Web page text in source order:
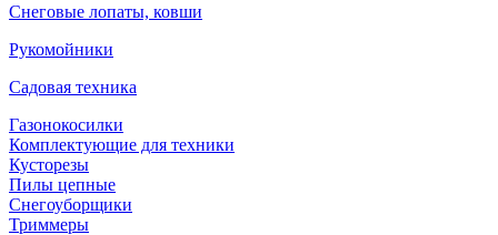
Снеговые лопаты, ковши
Рукомойники
Садовая техника
Газонокосилки
Комплектующие для техники
Кусторезы
Пилы цепные
Снегоуборщики
Триммеры